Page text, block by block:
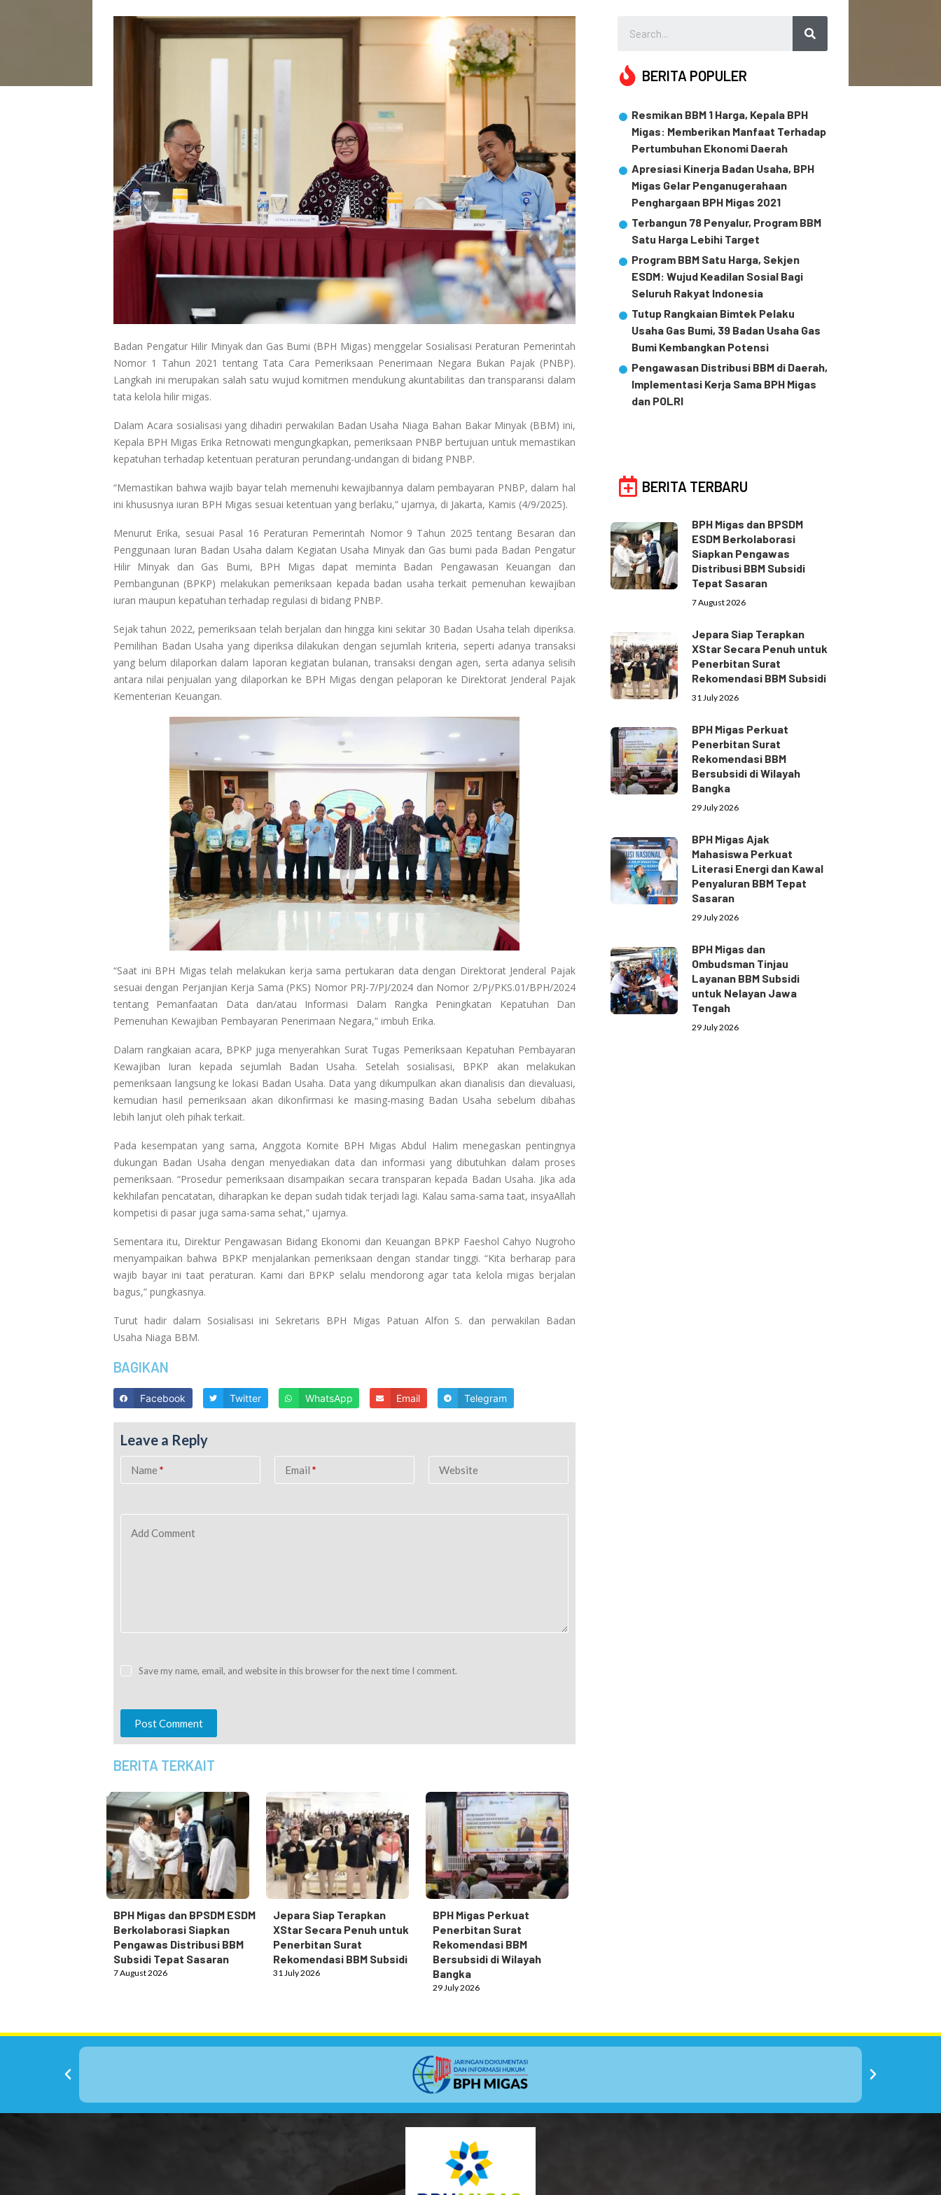
Badan Pengatur Hilir Minyak dan Gas Bumi (BPH Migas) menggelar Sosialisasi Peraturan Pemerintah
Nomor 1 Tahun 2021 tentang Tata Cara Pemeriksaan Penerimaan Negara Bukan Pajak (PNBP).
Langkah ini merupakan salah satu wujud komitmen mendukung akuntabilitas dan transparansi dalam
tata kelola hilir migas.
Dalam Acara sosialisasi yang dihadiri perwakilan Badan Usaha Niaga Bahan Bakar Minyak (BBM) ini,
Kepala BPH Migas Erika Retnowati mengungkapkan, pemeriksaan PNBP bertujuan untuk memastikan
kepatuhan terhadap ketentuan peraturan perundang-undangan di bidang PNBP.
“Memastikan bahwa wajib bayar telah memenuhi kewajibannya dalam pembayaran PNBP, dalam hal
ini khususnya iuran BPH Migas sesuai ketentuan yang berlaku,” ujarnya, di Jakarta, Kamis (4/9/2025).
Menurut Erika, sesuai Pasal 16 Peraturan Pemerintah Nomor 9 Tahun 2025 tentang Besaran dan
Penggunaan Iuran Badan Usaha dalam Kegiatan Usaha Minyak dan Gas bumi pada Badan Pengatur
Hilir Minyak dan Gas Bumi, BPH Migas dapat meminta Badan Pengawasan Keuangan dan
Pembangunan (BPKP) melakukan pemeriksaan kepada badan usaha terkait pemenuhan kewajiban
iuran maupun kepatuhan terhadap regulasi di bidang PNBP.
Sejak tahun 2022, pemeriksaan telah berjalan dan hingga kini sekitar 30 Badan Usaha telah diperiksa.
Pemilihan Badan Usaha yang diperiksa dilakukan dengan sejumlah kriteria, seperti adanya transaksi
yang belum dilaporkan dalam laporan kegiatan bulanan, transaksi dengan agen, serta adanya selisih
antara nilai penjualan yang dilaporkan ke BPH Migas dengan pelaporan ke Direktorat Jenderal Pajak
Kementerian Keuangan.
“Saat ini BPH Migas telah melakukan kerja sama pertukaran data dengan Direktorat Jenderal Pajak
sesuai dengan Perjanjian Kerja Sama (PKS) Nomor PRJ-7/PJ/2024 dan Nomor 2/Pj/PKS.01/BPH/2024
tentang Pemanfaatan Data dan/atau Informasi Dalam Rangka Peningkatan Kepatuhan Dan
Pemenuhan Kewajiban Pembayaran Penerimaan Negara,” imbuh Erika.
Dalam rangkaian acara, BPKP juga menyerahkan Surat Tugas Pemeriksaan Kepatuhan Pembayaran
Kewajiban Iuran kepada sejumlah Badan Usaha. Setelah sosialisasi, BPKP akan melakukan
pemeriksaan langsung ke lokasi Badan Usaha. Data yang dikumpulkan akan dianalisis dan dievaluasi,
kemudian hasil pemeriksaan akan dikonfirmasi ke masing-masing Badan Usaha sebelum dibahas
lebih lanjut oleh pihak terkait.
Pada kesempatan yang sama, Anggota Komite BPH Migas Abdul Halim menegaskan pentingnya
dukungan Badan Usaha dengan menyediakan data dan informasi yang dibutuhkan dalam proses
pemeriksaan. “Prosedur pemeriksaan disampaikan secara transparan kepada Badan Usaha. Jika ada
kekhilafan pencatatan, diharapkan ke depan sudah tidak terjadi lagi. Kalau sama-sama taat, insyaAllah
kompetisi di pasar juga sama-sama sehat,” ujarnya.
Sementara itu, Direktur Pengawasan Bidang Ekonomi dan Keuangan BPKP Faeshol Cahyo Nugroho
menyampaikan bahwa BPKP menjalankan pemeriksaan dengan standar tinggi. “Kita berharap para
wajib bayar ini taat peraturan. Kami dari BPKP selalu mendorong agar tata kelola migas berjalan
bagus,” pungkasnya.
Turut hadir dalam Sosialisasi ini Sekretaris BPH Migas Patuan Alfon S. dan perwakilan Badan
Usaha Niaga BBM.
BAGIKAN
Facebook Twitter WhatsApp Email Telegram
Leave a Reply
Name * Email * Website
Add Comment
Save my name, email, and website in this browser for the next time I comment.
Post Comment
BERITA TERKAIT
BPH Migas dan BPSDM ESDM
Berkolaborasi Siapkan
Pengawas Distribusi BBM
Subsidi Tepat Sasaran
7 August 2026
Jepara Siap Terapkan
XStar Secara Penuh untuk
Penerbitan Surat
Rekomendasi BBM Subsidi
31 July 2026
BPH Migas Perkuat
Penerbitan Surat
Rekomendasi BBM
Bersubsidi di Wilayah
Bangka
29 July 2026
BERITA POPULER
Resmikan BBM 1 Harga, Kepala BPH
Migas: Memberikan Manfaat Terhadap
Pertumbuhan Ekonomi Daerah
Apresiasi Kinerja Badan Usaha, BPH
Migas Gelar Penganugerahaan
Penghargaan BPH Migas 2021
Terbangun 78 Penyalur, Program BBM
Satu Harga Lebihi Target
Program BBM Satu Harga, Sekjen
ESDM: Wujud Keadilan Sosial Bagi
Seluruh Rakyat Indonesia
Tutup Rangkaian Bimtek Pelaku
Usaha Gas Bumi, 39 Badan Usaha Gas
Bumi Kembangkan Potensi
Pengawasan Distribusi BBM di Daerah,
Implementasi Kerja Sama BPH Migas
dan POLRI
BERITA TERBARU
BPH Migas dan BPSDM
ESDM Berkolaborasi
Siapkan Pengawas
Distribusi BBM Subsidi
Tepat Sasaran
7 August 2026
Jepara Siap Terapkan
XStar Secara Penuh untuk
Penerbitan Surat
Rekomendasi BBM Subsidi
31 July 2026
BPH Migas Perkuat
Penerbitan Surat
Rekomendasi BBM
Bersubsidi di Wilayah
Bangka
29 July 2026
BPH Migas Ajak
Mahasiswa Perkuat
Literasi Energi dan Kawal
Penyaluran BBM Tepat
Sasaran
29 July 2026
BPH Migas dan
Ombudsman Tinjau
Layanan BBM Subsidi
untuk Nelayan Jawa
Tengah
29 July 2026